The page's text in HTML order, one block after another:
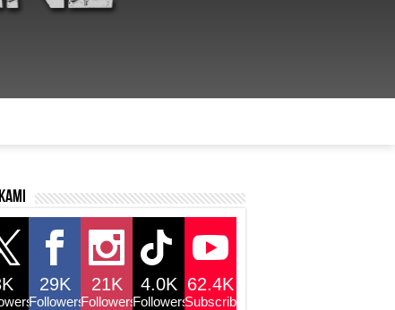
29K
Followers
21K
Followers
4.0K
Followers
62.4K
Subscribers